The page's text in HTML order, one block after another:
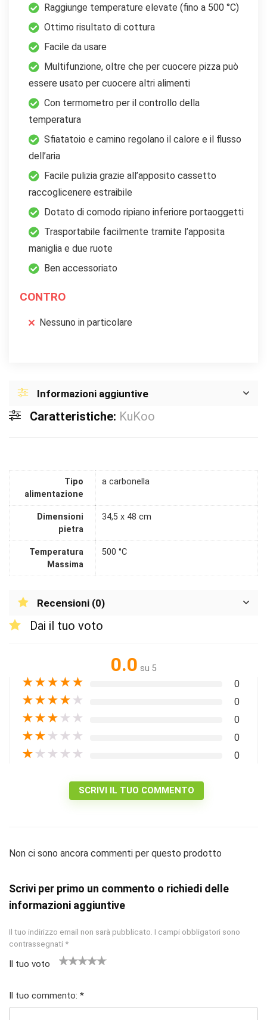
Raggiunge temperature elevate (fino a 500 °C)
Ottimo risultato di cottura
Facile da usare
Multifunzione, oltre che per cuocere pizza può
essere usato per cuocere altri alimenti
Con termometro per il controllo della
temperatura
Sfiatatoio e camino regolano il calore e il flusso
dell’aria
Facile pulizia grazie all’apposito cassetto
raccoglicenere estraibile
Dotato di comodo ripiano inferiore portaoggetti
Trasportabile facilmente tramite l’apposita
maniglia e due ruote
Ben accessoriato
CONTRO
Nessuno in particolare
Informazioni aggiuntive
Caratteristiche: KuKoo
Tipo
alimentazione
a carbonella
Dimensioni
pietra
34,5 x 48 cm
Temperatura
Massima
500 °C
Recensioni (0)
Dai il tuo voto
0.0 su 5
★★★★★ 0
★★★★ ★ 0
★★★ ★ ★ 0
★★ ★ ★ ★ 0
★ ★ ★ ★ ★ 0
SCRIVI IL TUO COMMENTO
Non ci sono ancora commenti per questo prodotto
Scrivi per primo un commento o richiedi delle
informazioni aggiuntive
Il tuo indirizzo email non sarà pubblicato. I campi obbligatori sono
contrassegnati *
Il tuo voto
el
stell
e su
stelle
su 5
su 5
Il tuo commento: *